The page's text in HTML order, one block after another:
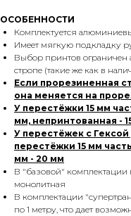
ОСОБЕННОСТИ
Комплектуется
Имеет мягкую подкладку
Выбор принтов ограничен
стропе (такие же как в
Если прорезиненная
она меняется на
У перестёжки 15 мм
мм, непринтованная -
У перестёжек с
перестёжки 15 мм
мм - 20 мм
В "базовой" комплектации
монолитная
В комплектации
по 1 метру, что дает